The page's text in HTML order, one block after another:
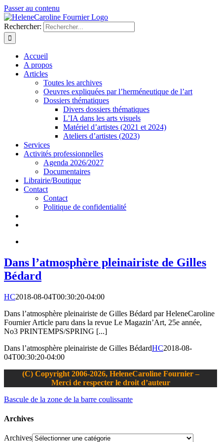
Passer au contenu
Rechercher:
Accueil
A propos
Articles
Toutes les archives
Oeuvres expliquées par l’herméneutique de l’art
Dossiers thématiques
Divers dossiers thématiques
L’IA dans les arts visuels
Matériel d’artistes (2021 et 2024)
Ateliers d’artistes (2023)
Services
Activités professionnelles
Agenda 2026/2027
Documentaires
Librairie/Boutique
Contact
Contact
Politique de confidentialité
Dans l’atmosphère pleinairiste de Gilles
Bédard
HC2018-08-04T00:30:20-04:00
Dans l’atmosphère pleinairiste de Gilles Bédard par HeleneCaroline
Fournier Article paru dans la revue Le Magazin’Art, 25e année,
No3 PRINTEMPS/SPRING [...]
Dans l’atmosphère pleinairiste de Gilles BédardHC2018-08-
04T00:30:20-04:00
(C) Copyright 2006-2026, HeleneCaroline Fournier –
Merci de respecter le droit d’auteur
Bascule de la zone de la barre coulissante
Archives
Archives